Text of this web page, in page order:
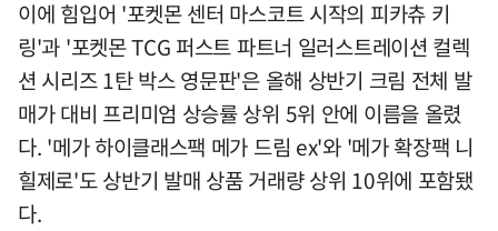
이에 힘입어 '포켓몬 센터 마스코트 시작의 피카츄 키
링'과 '포켓몬 TCG 퍼스트 파트너 일러스트레이션 컬렉
션 시리즈 1탄 박스 영문판'은 올해 상반기 크림 전체 발
매가 대비 프리미엄 상승률 상위 5위 안에 이름을 올렸
다. '메가 하이클래스팩 메가 드림 ex'와 '메가 확장팩 니
힐제로'도 상반기 발매 상품 거래량 상위 10위에 포함됐
다.